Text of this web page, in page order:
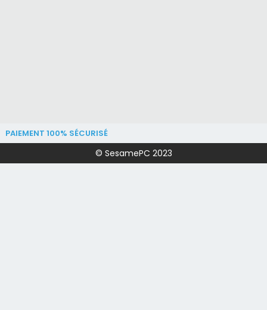
PAIEMENT 100% SÉCURISÉ
© SesamePC 2023